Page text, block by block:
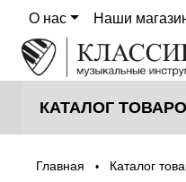
О нас Наши
КАТАЛОГ
Главная • Каталог